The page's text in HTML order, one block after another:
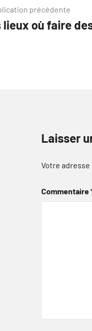
précédente
lieux où faire
Laisser
Votre adresse
Commentaire